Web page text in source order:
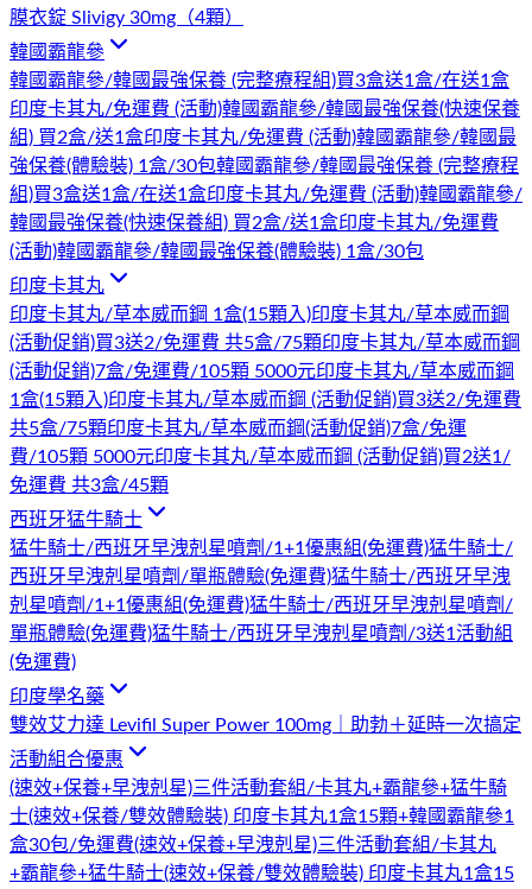
膜衣錠 Slivigy 30mg（4顆）
韓國霸龍參
韓國霸龍參/韓國最強保養 (完整療程組)買3盒送1盒/在送1盒
印度卡其丸/免運費 (活動)韓國霸龍參/韓國最強保養(快速保養
組) 買2盒/送1盒印度卡其丸/免運費 (活動)韓國霸龍參/韓國最
強保養(體驗裝) 1盒/30包韓國霸龍參/韓國最強保養 (完整療程
組)買3盒送1盒/在送1盒印度卡其丸/免運費 (活動)韓國霸龍參/
韓國最強保養(快速保養組) 買2盒/送1盒印度卡其丸/免運費
(活動)韓國霸龍參/韓國最強保養(體驗裝) 1盒/30包
印度卡其丸
印度卡其丸/草本威而鋼 1盒(15顆入)印度卡其丸/草本威而鋼
(活動促銷)買3送2/免運費 共5盒/75顆印度卡其丸/草本威而鋼
(活動促銷)7盒/免運費/105顆 5000元印度卡其丸/草本威而鋼
1盒(15顆入)印度卡其丸/草本威而鋼 (活動促銷)買3送2/免運費
共5盒/75顆印度卡其丸/草本威而鋼(活動促銷)7盒/免運
費/105顆 5000元印度卡其丸/草本威而鋼 (活動促銷)買2送1/
免運費 共3盒/45顆
西班牙猛牛騎士
猛牛騎士/西班牙早洩剋星噴劑/1+1優惠組(免運費)猛牛騎士/
西班牙早洩剋星噴劑/單瓶體驗(免運費)猛牛騎士/西班牙早洩
剋星噴劑/1+1優惠組(免運費)猛牛騎士/西班牙早洩剋星噴劑/
單瓶體驗(免運費)猛牛騎士/西班牙早洩剋星噴劑/3送1活動組
(免運費)
印度學名藥
雙效艾力達 Levifil Super Power 100mg｜助勃＋延時一次搞定
活動組合優惠
(速效+保養+早洩剋星)三件活動套組/卡其丸+霸龍參+猛牛騎
士(速效+保養/雙效體驗裝) 印度卡其丸1盒15顆+韓國霸龍參1
盒30包/免運費(速效+保養+早洩剋星)三件活動套組/卡其丸
+霸龍參+猛牛騎士(速效+保養/雙效體驗裝) 印度卡其丸1盒15